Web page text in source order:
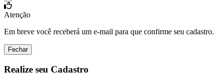
Atenção
Em breve você receberá um e-mail para que confirme seu cadastro.
Fechar
Realize seu Cadastro